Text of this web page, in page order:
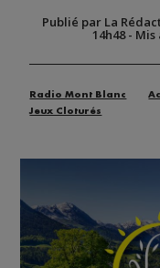
Publié par La
14h48- Mis
Radio Mont Blanc
Jeux Cloturés